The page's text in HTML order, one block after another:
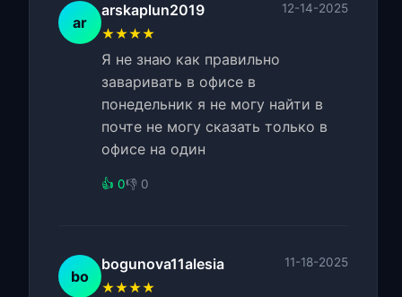
ar
arskaplun2019 12-14-2025
★★★★
Я не знаю как правильно
заваривать в офисе в
понедельник я не могу найти в
почте не могу сказать только в
офисе на один
👍 0👎 0
bo
bogunova11alesia 11-18-2025
★★★★